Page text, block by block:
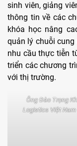
sinh viên, giảng
thông tin về các
khóa học nâng
quản lý chuỗi
nhu cầu thực tiễn
triển các chương
với thị trường.
Ông Đào Trọng
Logistics Việt Nam